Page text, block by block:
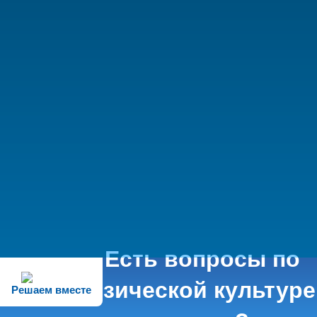
Решаем вместе
Есть вопросы по
физической